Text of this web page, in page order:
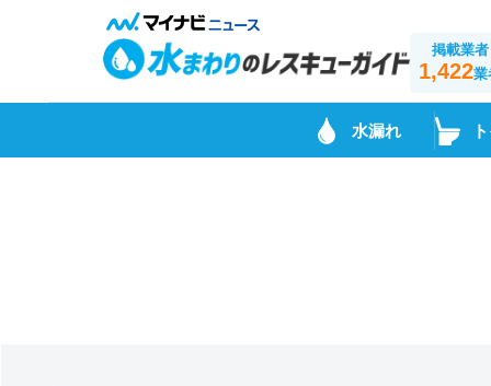
掲載業者
1,422業
水漏れ